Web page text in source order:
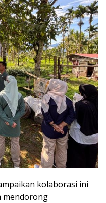
kolaborasi ini
mendorong